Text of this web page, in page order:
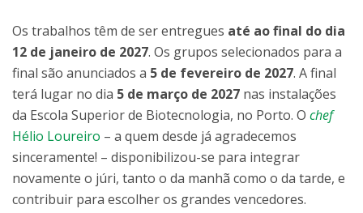
Os trabalhos têm de ser entregues até ao final do dia
12 de janeiro de 2027. Os grupos selecionados para a
final são anunciados a 5 de fevereiro de 2027. A final
terá lugar no dia 5 de março de 2027 nas instalações
da Escola Superior de Biotecnologia, no Porto. O chef
Hélio Loureiro – a quem desde já agradecemos
sinceramente! – disponibilizou-se para integrar
novamente o júri, tanto o da manhã como o da tarde, e
contribuir para escolher os grandes vencedores.